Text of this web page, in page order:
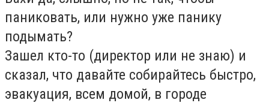
паниковать, или нужно уже панику
подымать?
Зашел кто-то (директор или не знаю) и
сказал, что давайте собирайтесь быстро,
эвакуация, всем домой, в городе